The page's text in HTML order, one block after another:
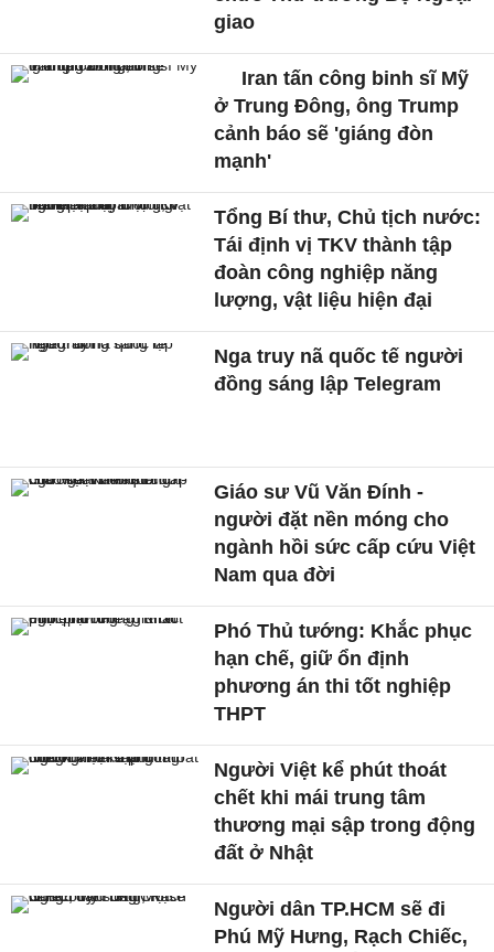
giao
Iran tấn công binh sĩ Mỹ
ở Trung Đông, ông Trump
cảnh báo sẽ 'giáng đòn
mạnh'
Tổng Bí thư, Chủ tịch nước:
Tái định vị TKV thành tập
đoàn công nghiệp năng
lượng, vật liệu hiện đại
Nga truy nã quốc tế người
đồng sáng lập Telegram
Giáo sư Vũ Văn Đính -
người đặt nền móng cho
ngành hồi sức cấp cứu Việt
Nam qua đời
Phó Thủ tướng: Khắc phục
hạn chế, giữ ổn định
phương án thi tốt nghiệp
THPT
Người Việt kể phút thoát
chết khi mái trung tâm
thương mại sập trong động
đất ở Nhật
Người dân TP.HCM sẽ đi
Phú Mỹ Hưng, Rạch Chiếc,